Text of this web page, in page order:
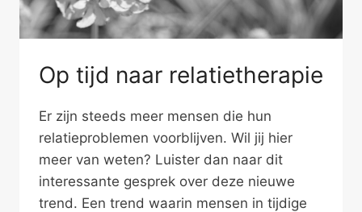
Op tijd naar relatietherapie
Er zijn steeds meer mensen die hun
relatieproblemen voorblijven. Wil jij hier
meer van weten? Luister dan naar dit
interessante gesprek over deze nieuwe
trend. Een trend waarin mensen in tijdige